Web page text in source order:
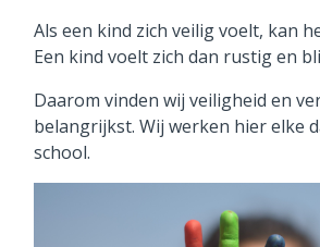
Expertise delen
Samenwerkingsconvenant
Contact
Als een kind zich veilig voelt, kan
Een kind voelt zich dan rustig en
Daarom vinden wij veiligheid en
belangrijkst. Wij werken hier elke
school.